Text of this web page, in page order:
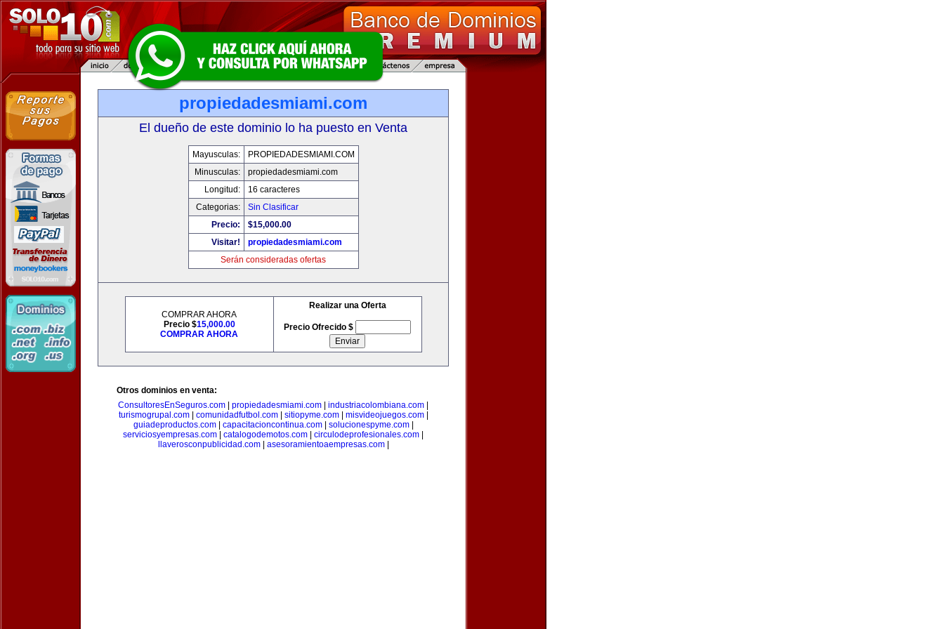
propiedadesmiami.com
El dueño de este dominio lo ha puesto en Venta
Mayusculas:
PROPIEDADESMIAMI.COM
Minusculas:
propiedadesmiami.com
Longitud:
16 caracteres
Categorias:
Sin Clasificar
Precio:
$15,000.00
Visitar!
propiedadesmiami.com
Serán consideradas ofertas
COMPRAR AHORA
Precio $15,000.00
COMPRAR AHORA
Realizar una Oferta
Precio Ofrecido $
Otros dominios en venta:
ConsultoresEnSeguros.com
propiedadesmiami.com industriacolombiana.com
turismogrupal.com| comunidadfutbol.com| sitiopyme.com| misvideojuegos.com|
guiadeproductos.com| capacitacioncontinua.com| solucionespyme.com|
serviciosyempresas.com
catalogodemotos.com circulodeprofesionales.com
llaverosconpublicidad.com| asesoramientoaempresas.com|